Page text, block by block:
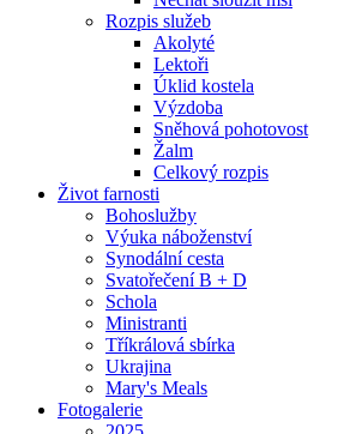
Rozpis služeb
Akolyté
Lektoři
Úklid kostela
Výzdoba
Sněhová pohotovost
Žalm
Celkový rozpis
Život farnosti
Bohoslužby
Výuka náboženství
Synodální cesta
Svatořečení B + D
Schola
Ministranti
Tříkrálová sbírka
Ukrajina
Mary's Meals
Fotogalerie